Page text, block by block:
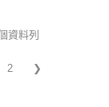
資料列
2 ❯